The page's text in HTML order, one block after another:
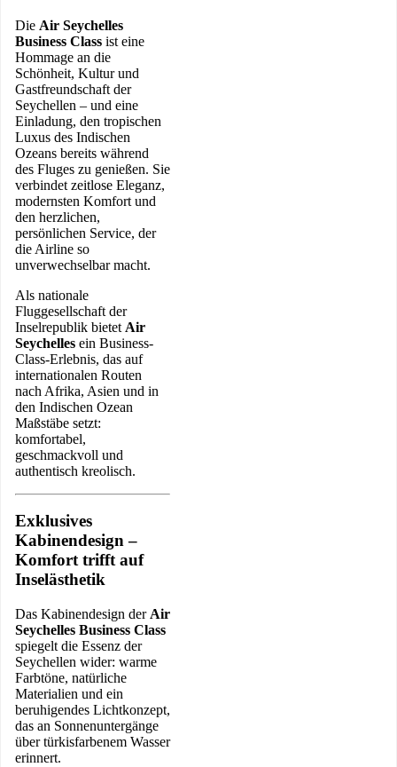
Die Air Seychelles
Business Class ist eine
Hommage an die
Schönheit, Kultur und
Gastfreundschaft der
Seychellen – und eine
Einladung, den tropischen
Luxus des Indischen
Ozeans bereits während
des Fluges zu genießen. Sie
verbindet zeitlose Eleganz,
modernsten Komfort und
den herzlichen,
persönlichen Service, der
die Airline so
unverwechselbar macht.
Als nationale
Fluggesellschaft der
Inselrepublik bietet Air
Seychelles ein Business-
Class-Erlebnis, das auf
internationalen Routen
nach Afrika, Asien und in
den Indischen Ozean
Maßstäbe setzt:
komfortabel,
geschmackvoll und
authentisch kreolisch.
Exklusives
Kabinendesign –
Komfort trifft auf
Inselästhetik
Das Kabinendesign der Air
Seychelles Business Class
spiegelt die Essenz der
Seychellen wider: warme
Farbtöne, natürliche
Materialien und ein
beruhigendes Lichtkonzept,
das an Sonnenuntergänge
über türkisfarbenem Wasser
erinnert.